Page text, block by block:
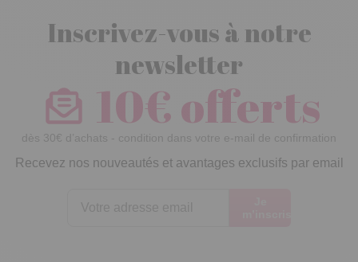
Inscrivez-vous à notre
newsletter
10€ offerts
dès 30€ d’achats - condition dans votre e-mail de confirmation
Recevez nos nouveautés et avantages exclusifs par email